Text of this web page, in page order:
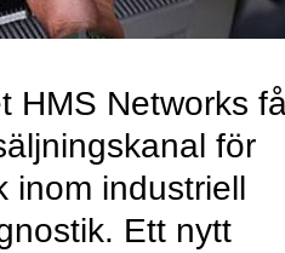
HMS Networks
för
inom industriell
Ett nytt